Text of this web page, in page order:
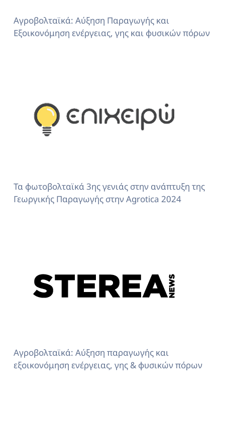
Αγροβολταϊκά: Αύξηση Παραγωγής και
Εξοικονόμηση ενέργειας, γης και φυσικών πόρων
Τα φωτοβολταϊκά 3ης γενιάς στην ανάπτυξη της
Γεωργικής Παραγωγής στην Agrotica 2024
Αγροβολταϊκά: Αύξηση παραγωγής και
εξοικονόμηση ενέργειας, γης & φυσικών πόρων